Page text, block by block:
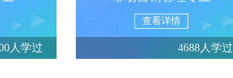
人学过
查看详情
4688人学过